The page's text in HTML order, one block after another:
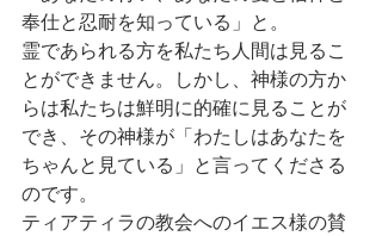
奉仕と忍耐を知っている」と。
霊であられる方を私たち人間は見るこ
とができません。しかし、神様の方か
らは私たちは鮮明に的確に見ることが
でき、その神様が「わたしはあなたを
ちゃんと見ている」と言ってくださる
のです。
ティアティラの教会へのイエス様の賛